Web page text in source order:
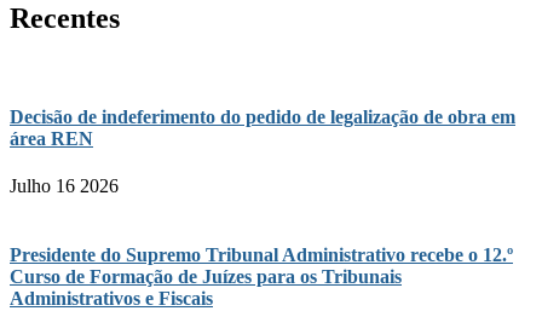
Recentes
Decisão de indeferimento do pedido de legalização de obra em
área REN
Julho 16 2026
Presidente do Supremo Tribunal Administrativo recebe o 12.º
Curso de Formação de Juízes para os Tribunais
Administrativos e Fiscais